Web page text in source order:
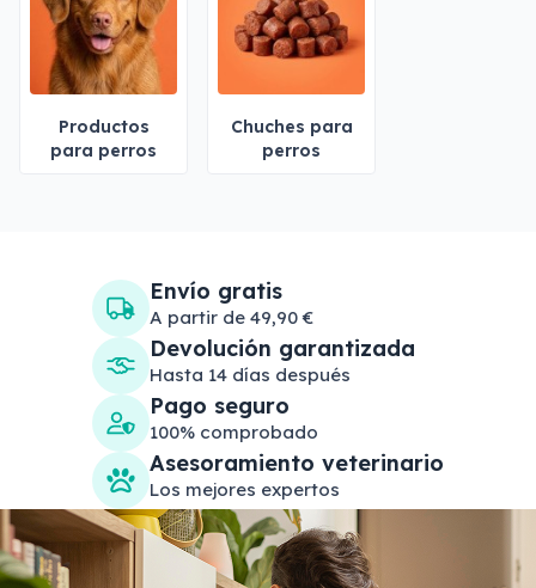
Productos
para perros
Chuches para
perros
Envío gratis
A partir de 49,90 €
Devolución garantizada
Hasta 14 días después
Pago seguro
100% comprobado
Asesoramiento veterinario
Los mejores expertos